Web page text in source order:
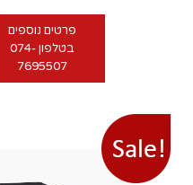
פרטים נוספים
בטלפון 074-
7695507